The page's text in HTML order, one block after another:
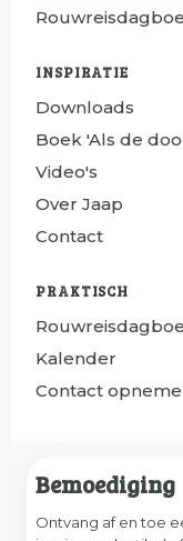
INSPIRATIE
Downloads
Boek 'Als de
Video's
Over Jaap
Contact
PRAKTISCH
Kalender
Contact
Bemoediging
Ontvang af en toe